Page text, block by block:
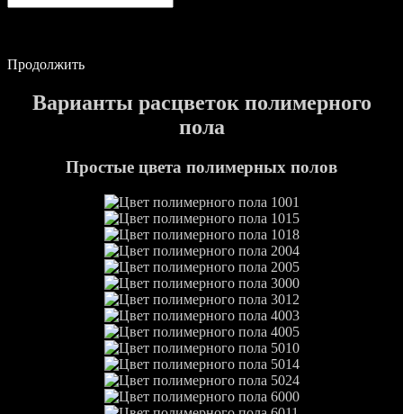
Продолжить
Варианты расцветок полимерного
пола
Простые цвета полимерных полов